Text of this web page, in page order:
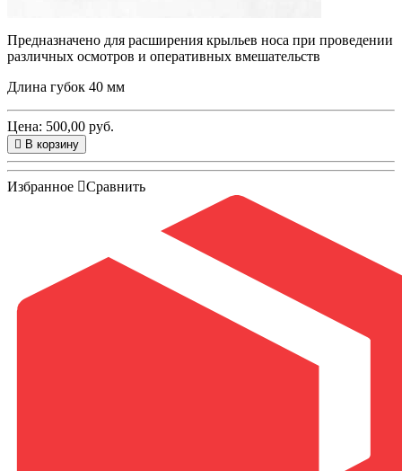
Предназначено для расширения крыльев носа при проведении
различных осмотров и оперативных вмешательств
Длина губок 40 мм
Цена: 500,00 руб.
В корзину
Избранное Сравнить